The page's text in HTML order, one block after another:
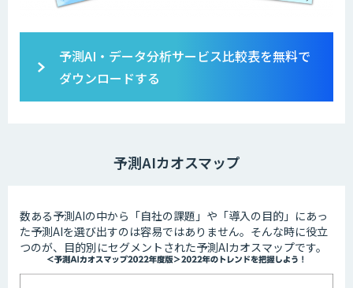
予測AI・データ分析サービス比較表を無料で
ダウンロードする
予測AIカオスマップ
数ある予測AIの中から「自社の課題」や「導入の目的」にあっ
た予測AIを選び出すのは容易ではありません。そんな時に役立
つのが、目的別にセグメントされた予測AIカオスマップです。